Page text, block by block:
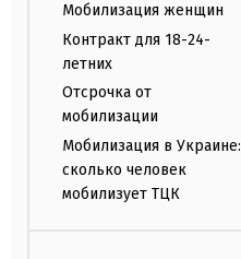
Мобилизация женщин
Контракт для 18-24-
летних
Отсрочка от
мобилизации
Мобилизация в Украине:
сколько человек
мобилизует ТЦК